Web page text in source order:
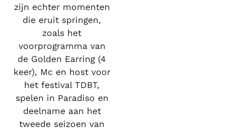
zijn echter momenten
die eruit springen,
zoals het
voorprogramma van
de Golden Earring (4
keer), Mc en host voor
het festival TDBT,
spelen in Paradiso en
deelname aan het
tweede seizoen van